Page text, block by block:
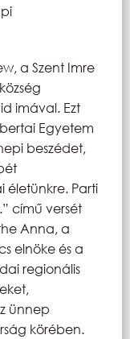
a Szent Imre
imával. Ezt
Egyetem
beszédet,
életünkre. Parti
című versét
Anna, a
elnöke és a
regionális
ünnep
körében.